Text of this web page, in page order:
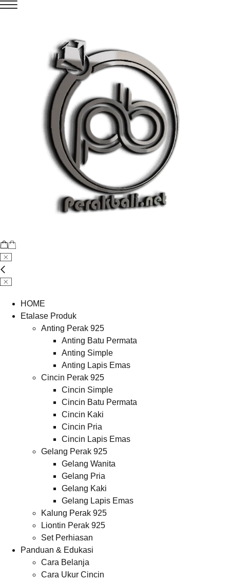
HOME
Etalase Produk
Anting Perak 925
Anting Batu Permata
Anting Simple
Anting Lapis Emas
Cincin Perak 925
Cincin Simple
Cincin Batu Permata
Cincin Kaki
Cincin Pria
Cincin Lapis Emas
Gelang Perak 925
Gelang Wanita
Gelang Pria
Gelang Kaki
Gelang Lapis Emas
Kalung Perak 925
Liontin Perak 925
Set Perhiasan
Panduan & Edukasi
Cara Belanja
Cara Ukur Cincin